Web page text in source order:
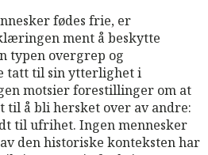
fødes frie, er
ment å beskytte
typen overgrep og
tatt til sin ytterlighet i
motsier forestillinger om at
til å bli hersket over av andre:
til ufrihet. Ingen mennesker
den historiske konteksten har